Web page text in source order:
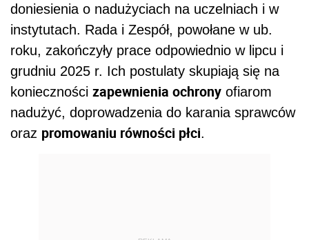
doniesienia o nadużyciach na uczelniach i w
instytutach. Rada i Zespół, powołane w ub.
roku, zakończyły prace odpowiednio w lipcu i
grudniu 2025 r. Ich postulaty skupiają się na
konieczności zapewnienia ochrony ofiarom
nadużyć, doprowadzenia do karania sprawców
oraz promowaniu równości płci.